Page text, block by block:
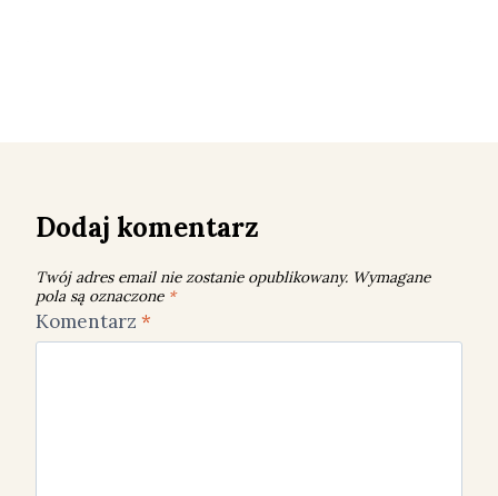
Dodaj komentarz
Twój adres email nie zostanie opublikowany. Wymagane
pola są oznaczone *
Komentarz *